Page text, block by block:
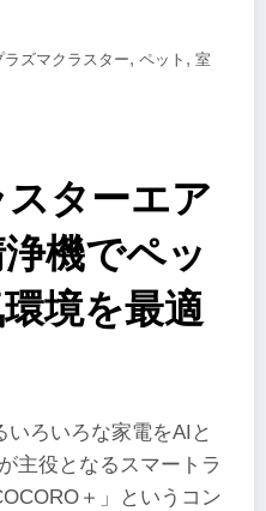
ラズマクラスター, ペット , 室
ターエア
機でペッ
境を最適
いろいろな家電をAIと
主役となるスマートラ
＋」というコン